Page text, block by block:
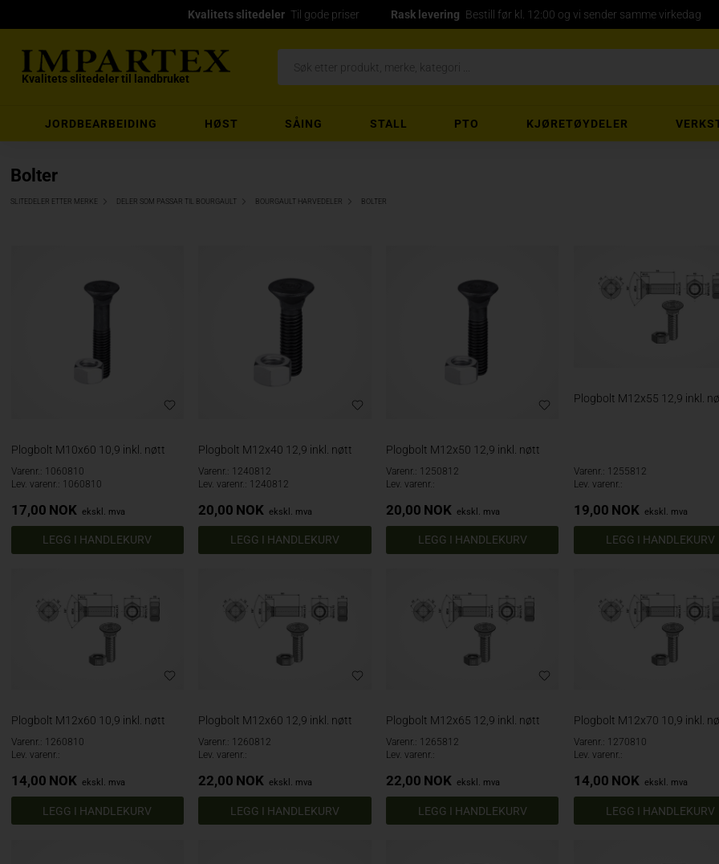
Kvalitets slitedeler Til gode priser Rask levering Bestill før kl. 12:00 og vi sender samme virkedag
Kvalitets slitedeler til landbruket
JORDBEARBEIDING HØST SÅING STALL PTO KJØRETØYDELER
Bolter
SLITEDELER ETTER MERKE DELER SOM PASSAR TIL BOURGAULT BOURGAULT HARVEDELER BOLTER
Plogbolt M10x60 10,9 inkl. nøtt
Varenr.: 1060810
Lev. varenr.: 1060810
17,00 NOK ekskl. mva
Plogbolt M12x40 12,9 inkl. nøtt
Varenr.: 1240812
Lev. varenr.: 1240812
20,00 NOK ekskl. mva
Plogbolt M12x50 12,9 inkl. nøtt
Varenr.: 1250812
Lev. varenr.:
20,00 NOK ekskl. mva
Plogbolt M12x55 12,9 inkl.
Varenr.: 1255812
Lev. varenr.:
19,00 NOK ekskl. mva
Plogbolt M12x60 10,9 inkl. nøtt
Varenr.: 1260810
Lev. varenr.:
14,00 NOK ekskl. mva
Plogbolt M12x60 12,9 inkl. nøtt
Varenr.: 1260812
Lev. varenr.:
22,00 NOK ekskl. mva
Plogbolt M12x65 12,9 inkl. nøtt
Varenr.: 1265812
Lev. varenr.:
22,00 NOK ekskl. mva
Plogbolt M12x70 10,9 inkl.
Varenr.: 1270810
Lev. varenr.:
14,00 NOK ekskl. mva